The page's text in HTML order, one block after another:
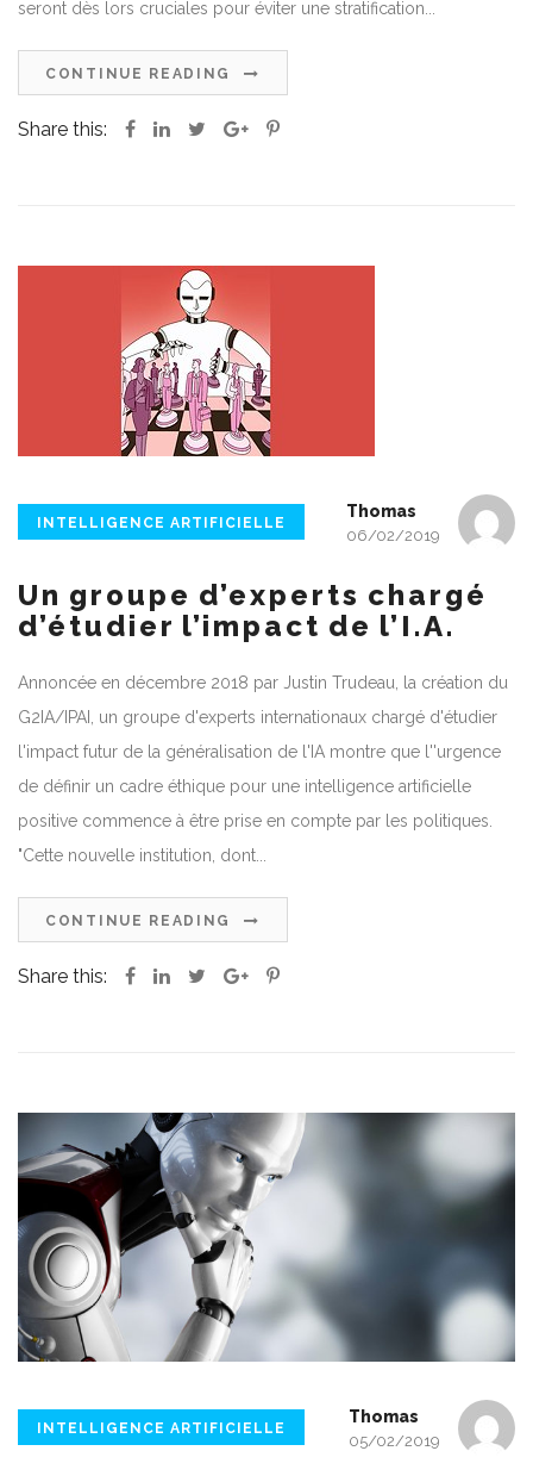
seront dès lors cruciales pour éviter une stratification...
CONTINUE READING
Share this:
INTELLIGENCE ARTIFICIELLE
Thomas
06/02/2019
Un groupe d’experts chargé
d’étudier l’impact de l’I.A.
Annoncée en décembre 2018 par Justin Trudeau, la création du
G2IA/IPAI, un groupe d'experts internationaux chargé d'étudier
l'impact futur de la généralisation de l'IA montre que l''urgence
de définir un cadre éthique pour une intelligence artificielle
positive commence à être prise en compte par les politiques.
"Cette nouvelle institution, dont...
CONTINUE READING
Share this:
INTELLIGENCE ARTIFICIELLE
Thomas
05/02/2019